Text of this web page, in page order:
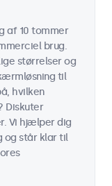
af 10 tommer
brug.
størrelser og
til
hvilken
Diskuter
Vi hjælper dig
står klar til